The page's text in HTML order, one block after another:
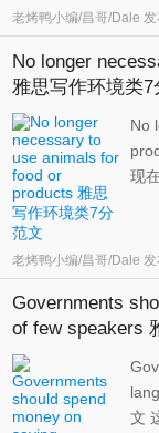
格
老烤鸭小编/昌哥/Dale
No longer
雅思写作环境类7
No
现
要
弃
老烤鸭小编/昌哥/Dale
Governments
of few speakers
文